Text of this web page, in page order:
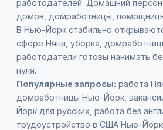
работодателей: Домашний
домов, домработницы,
В Нью-Йорк стабильно
сфере Няни, уборка,
работодатели готовы нанимать
нуля.
Популярные запросы: работа
домработницы Нью-Йорк,
Йорк для русских, работа без
трудоустройство в США Нью-